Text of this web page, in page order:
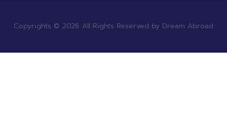
Copyrights © 2026 All Rights Reserved by Dream Abroad